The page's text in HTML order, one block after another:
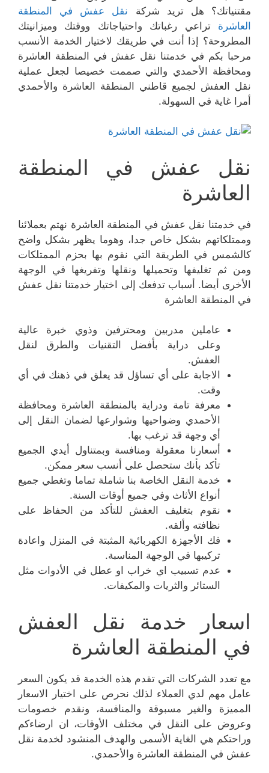
مقتنياتك؟ هل تريد شركة نقل عفش في المنطقة
العاشرة تراعي رغباتك واحتياجاتك ووقتك وميزانيتك
المطروحة؟ إذا أنت في طريقك لاختيار الخدمة الأنسب
مرحبا بكم في خدمتنا نقل عفش في المنطقة العاشرة
ومحافظة الأحمدي والتي صممت خصيصا لجعل عملية
نقل العفش لجميع قاطني المنطقة العاشرة والأحمدي
أمرا غاية في السهولة.
نقل عفش في المنطقة
العاشرة
في خدمتنا نقل عفش في المنطقة العاشرة نهتم بعملائنا
وممتلكاتهم بشكل خاص جدا، وهوما يظهر بشكل واضح
كالشمس في الطريقة التي نقوم بها بحزم الممتلكات
ومن ثم تغليفها وتحميلها ونقلها وتفريغها في الوجهة
الأخرى أيضا. أسباب تدفعك إلى اختيار خدمتنا نقل عفش
في المنطقة العاشرة
عاملين مدربين ومحترفين وذوي خبرة عالية
وعلى دراية بأفضل التقنيات والطرق لنقل
العفش.
الاجابة على أي تساؤل قد يعلق في ذهنك في أي
وقت.
معرفة تامة ودراية بالمنطقة العاشرة ومحافظة
الأحمدي وضواحيها وشوارعها لضمان النقل إلى
أي وجهة قد ترغب بها.
أسعارنا معقولة ومنافسة وبمتناول أيدي الجميع
تأكد بأنك ستحصل على أنسب سعر ممكن.
خدمة النقل الخاصة بنا شاملة تماما وتغطي جميع
أنواع الأثاث وفي جميع أوقات السنة.
نقوم بتغليف العفش للتأكد من الحفاظ على
نظافته وألقه.
فك الأجهزة الكهربائية المثبتة في المنزل واعادة
تركيبها في الوجهة المناسبة.
عدم تسبيب اي خراب او عطل في الأدوات مثل
الستائر والثريات والمكيفات.
اسعار خدمة نقل العفش
في المنطقة العاشرة
مع تعدد الشركات التي تقدم هذه الخدمة قد يكون السعر
عامل مهم لدي العملاء لذلك نحرص على اختيار الاسعار
المميزة والغير مسبوقة والمنافسة، ونقدم خصومات
وعروض على النقل في مختلف الأوقات، ان ارضاءكم
وراحتكم هي الغاية الأسمى والهدف المنشود لخدمة نقل
عفش في المنطقة العاشرة والأحمدي.